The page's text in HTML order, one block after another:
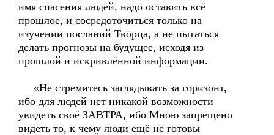
имя спасения людей, надо оставить всё
прошлое, и сосредоточиться только на
изучении посланий Творца, а не пытаться
делать прогнозы на будущее, исходя из
прошлой и искривлённой информации.
«Не стремитесь заглядывать за горизонт,
ибо для людей нет никакой возможности
увидеть своё ЗАВТРА, ибо Мною запрещено
видеть то, к чему люди ещё не готовы